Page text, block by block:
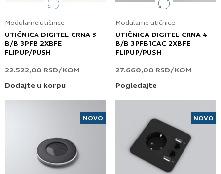
Modularne utičnice
UTIČNICA DIGITEL CRNA 3
B/B 3PFB 2XBFE
FLIPUP/PUSH
22.522,00 RSD/KOM
Dodajte u korpu
Modularne utičnice
UTIČNICA DIGITEL CRNA 4
B/B 3PFB1CAC 2XBFE
FLIPUP/PUSH
27.660,00 RSD/KOM
Pogledajte
NOVO NOVO